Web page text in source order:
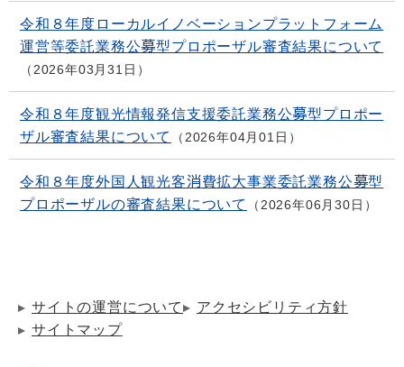
令和８年度ローカルイノベーションプラットフォーム
運営等委託業務公募型プロポーザル審査結果について
2026年03月31日
令和８年度観光情報発信支援委託業務公募型プロポー
ザル審査結果について
2026年04月01日
令和８年度外国人観光客消費拡大事業委託業務公募型
プロポーザルの審査結果について
2026年06月30日
サイトの運営について
アクセシビリティ方針
サイトマップ